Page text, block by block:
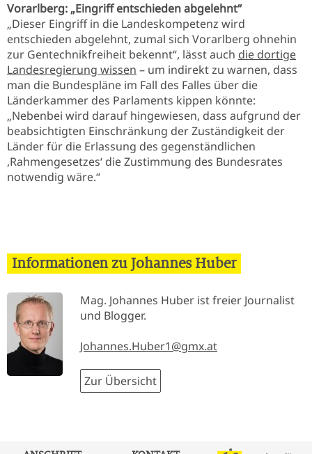
Vorarlberg: „Eingriff entschieden abgelehnt“
„Dieser Eingriff in die Landeskompetenz wird
entschieden abgelehnt, zumal sich Vorarlberg ohnehin
zur Gentechnikfreiheit bekennt“, lässt auch die dortige
Landesregierung wissen – um indirekt zu warnen, dass
man die Bundespläne im Fall des Falles über die
Länderkammer des Parlaments kippen könnte:
„Nebenbei wird darauf hingewiesen, dass aufgrund der
beabsichtigten Einschränkung der Zuständigkeit der
Länder für die Erlassung des gegenständlichen
,Rahmengesetzes‘ die Zustimmung des Bundesrates
notwendig wäre.“
Informationen zu Johannes Huber
Mag. Johannes Huber ist freier Journalist
und Blogger.
Johannes.Huber1@gmx.at
Zur Übersicht